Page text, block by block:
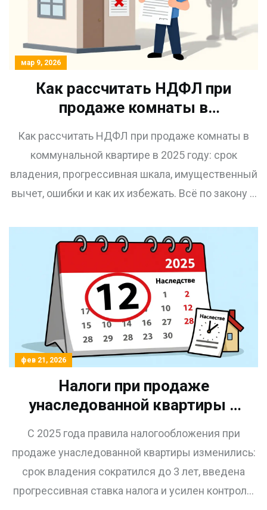
мар 9, 2026
Как рассчитать НДФЛ при
продаже комнаты в
коммунальной квартире в
2025 году
Как рассчитать НДФЛ при продаже комнаты в
коммунальной квартире в 2025 году: срок
владения, прогрессивная шкала, имущественный
вычет, ошибки и как их избежать. Всё по закону и
фев 21, 2026
Налоги при продаже
унаследованной квартиры в
2025 году: как считать НДФЛ
и сэкономить
С 2025 года правила налогообложения при
продаже унаследованной квартиры изменились:
срок владения сократился до 3 лет, введена
прогрессивная ставка налога и усилен контроль.